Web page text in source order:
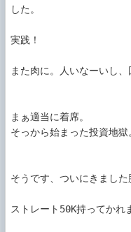
した。
実践！
また肉に。人いなーいし、
まぁ適当に着席。
そっから始まった投資地獄
そうです、ついにきました
ストレート50K持ってかれ